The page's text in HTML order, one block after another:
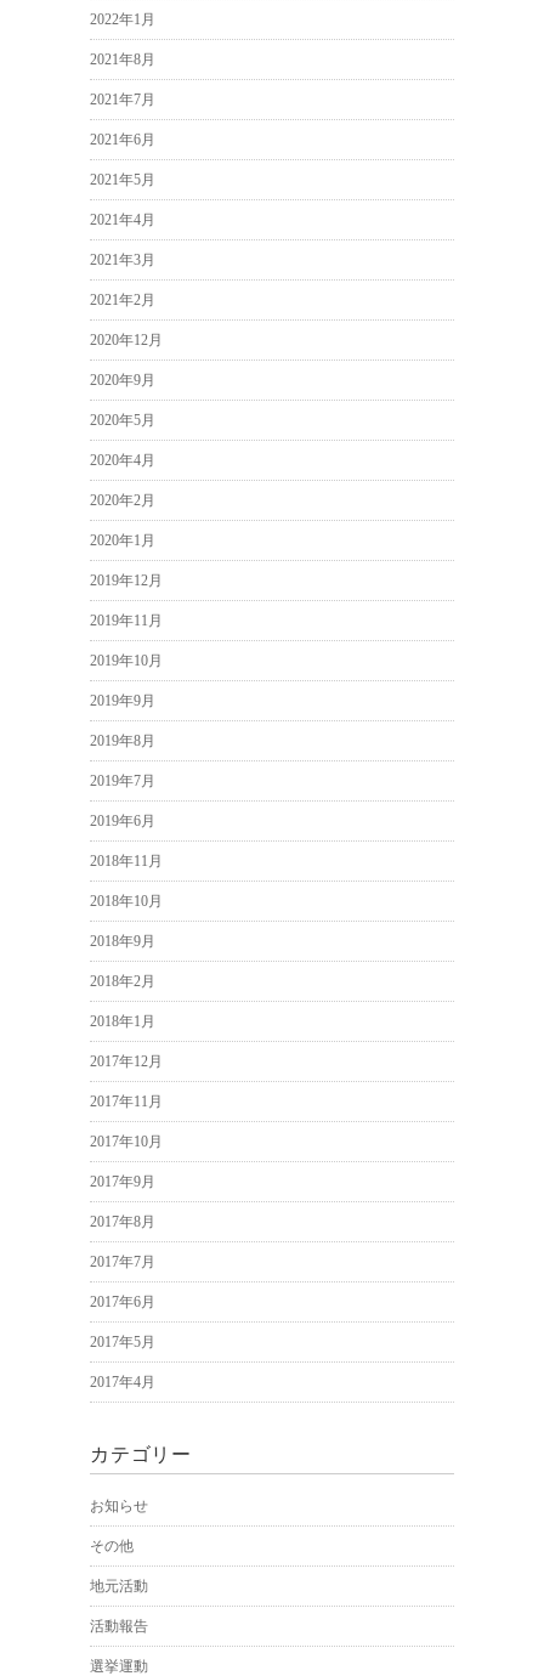
2022年1月
2021年8月
2021年7月
2021年6月
2021年5月
2021年4月
2021年3月
2021年2月
2020年12月
2020年9月
2020年5月
2020年4月
2020年2月
2020年1月
2019年12月
2019年11月
2019年10月
2019年9月
2019年8月
2019年7月
2019年6月
2018年11月
2018年10月
2018年9月
2018年2月
2018年1月
2017年12月
2017年11月
2017年10月
2017年9月
2017年8月
2017年7月
2017年6月
2017年5月
2017年4月
カテゴリー
お知らせ
その他
地元活動
活動報告
選挙運動